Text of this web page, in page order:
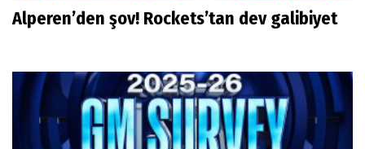
Alperen’den şov! Rockets’tan dev galibiyet